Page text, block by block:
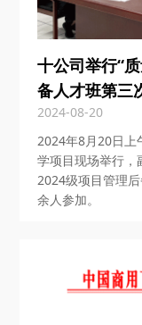
十公司举行“
备人才班第三
2024-08-20
2024年8月20日上
学项目现场举行，
2024级项目管理
余人参加。